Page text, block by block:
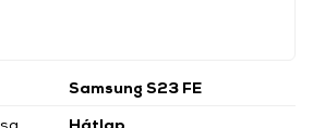
Samsung S23 FE
Hátlap